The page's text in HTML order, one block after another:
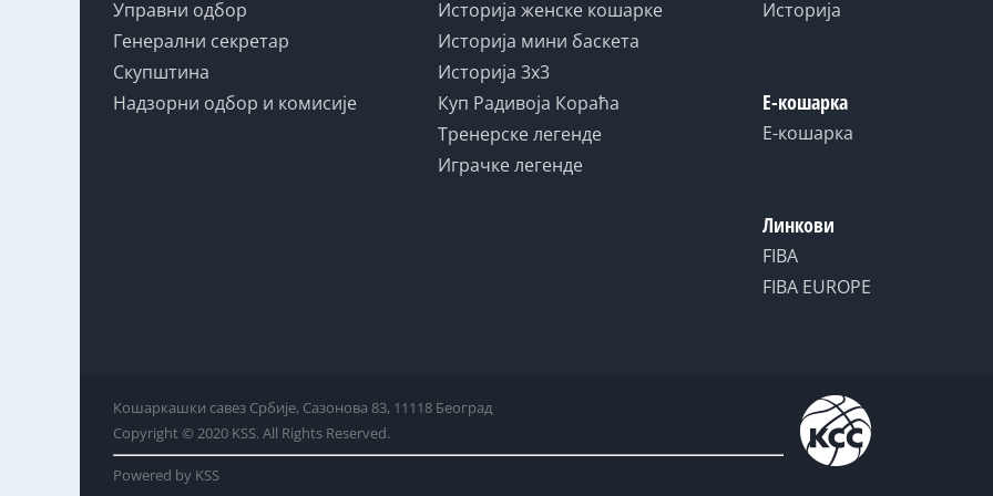
Управни одбор
Генерални секретар
Скупштина
Надзорни одбор и комисије
Историја женске кошарке
Историја мини баскета
Историја 3x3
Куп Радивоја Кораћа
Тренерске легенде
Играчке легенде
Историја
Е-кошарка
Е-кошарка
Линкови
FIBA
FIBA EUROPE
Кошаркашки савез Србије, Сазонова 83, 11118 Београд
Copyright © 2020 KSS. All Rights Reserved.
Powered by KSS